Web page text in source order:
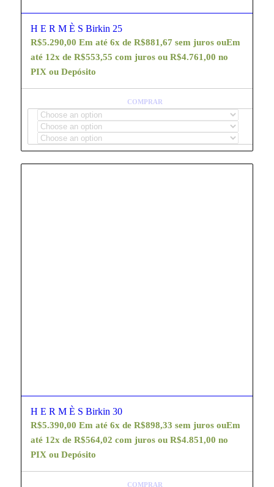
H E R M È S Birkin 25
R$5.290,00 Em até 6x de R$881,67 sem juros ouEm
até 12x de R$553,55 com juros ou R$4.761,00 no
PIX ou Depósito
COMPRAR
H E R M È S Birkin 30
R$5.390,00 Em até 6x de R$898,33 sem juros ouEm
até 12x de R$564,02 com juros ou R$4.851,00 no
PIX ou Depósito
COMPRAR